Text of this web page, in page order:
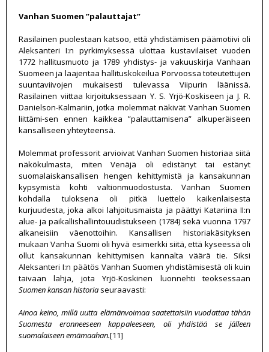
Vanhan Suomen ”palauttajat”
Rasilainen puolestaan katsoo, että yhdistämisen päämotiivi oli
Aleksanteri I:n pyrkimyksessä ulottaa kustavilaiset vuoden
1772 hallitusmuoto ja 1789 yhdistys- ja vakuuskirja Vanhaan
Suomeen ja laajentaa hallituskokeilua Porvoossa toteutettujen
suuntaviivojen mukaisesti tulevassa Viipurin läänissä.
Rasilainen viittaa kirjoituksessaan Y. S. Yrjö-Koskiseen ja J. R.
Danielson-Kalmariin, jotka molemmat näkivät Vanhan Suomen
liittämi-sen ennen kaikkea ”palauttamisena” alkuperäiseen
kansalliseen yhteyteensä.
Molemmat professorit arvioivat Vanhan Suomen historiaa siitä
näkökulmasta, miten Venäjä oli edistänyt tai estänyt
suomalaiskansallisen hengen kehittymistä ja kansakunnan
kypsymistä kohti valtionmuodostusta. Vanhan Suomen
kohdalla tuloksena oli pitkä luettelo kaikenlaisesta
kurjuudesta, joka alkoi lahjoitusmaista ja päättyi Katariina II:n
alue- ja paikallishallintouudistukseen (1784) sekä vuonna 1797
alkaneisiin väenottoihin. Kansallisen historiakäsityksen
mukaan Vanha Suomi oli hyvä esimerkki siitä, että kyseessä oli
ollut kansakunnan kehittymisen kannalta väärä tie. Siksi
Aleksanteri I:n päätös Vanhan Suomen yhdistämisestä oli kuin
taivaan lahja, jota Yrjö-Koskinen luonnehti teoksessaan
Suomen kansan historia seuraavasti:
Ainoa keino, millä uutta elämänvoimaa saatettaisiin vuodattaa tähän
Suomesta eronneeseen kappaleeseen, oli yhdistää se jälleen
suomalaiseen emämaahan.[11]